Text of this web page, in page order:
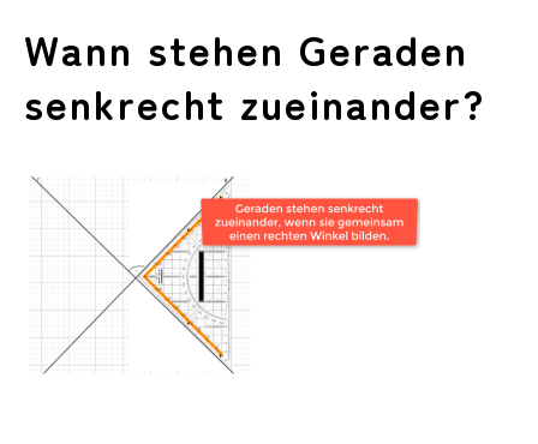
Wann stehen Geraden
senkrecht zueinander?